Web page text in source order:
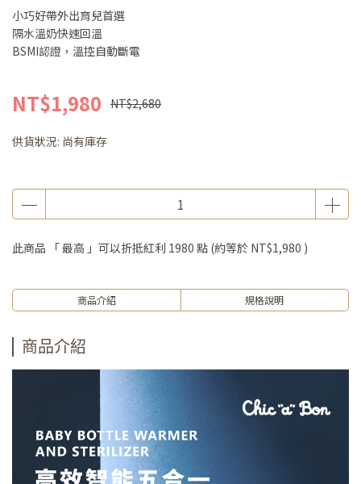
小巧好帶外出育兒首選
隔水溫奶快速回溫
BSMI認證，溫控自動斷電
NT$1,980 NT$2,680
供貨狀況: 尚有庫存
此商品 「 最高 」可以折抵紅利 1980 點 (約等於 NT$1,980 )
商品介紹 規格說明
商品介紹